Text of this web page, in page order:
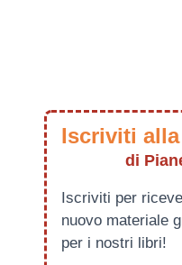
Iscriviti
di
Iscriviti per
nuovo materiale
per i nostri libri!